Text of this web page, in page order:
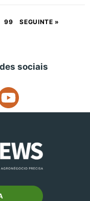
99 SEGUINTE »
sociais